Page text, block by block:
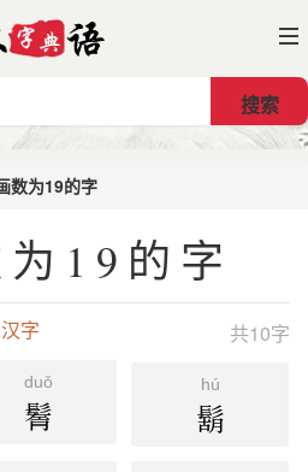
数为19的字
19的字
共10字
字
duǒ
鬌
hú
鬍